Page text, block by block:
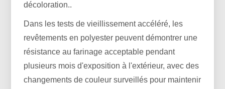
décoloration..
Dans les tests de vieillissement accéléré, les
revêtements en polyester peuvent démontrer une
résistance au farinage acceptable pendant
plusieurs mois d'exposition à l'extérieur, avec des
changements de couleur surveillés pour maintenir